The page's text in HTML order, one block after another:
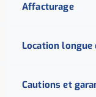
Affacturage
Location longue
Cautions et